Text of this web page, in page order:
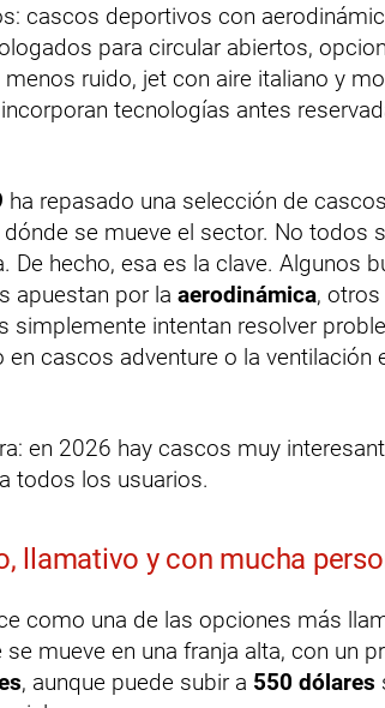
cascos deportivos con
para circular abiertos,
ruido, jet con aire italiano y
tecnologías antes
ha repasado una selección de
se mueve el sector. No todos
hecho, esa es la clave. Algunos
apuestan por la aerodinámica,
simplemente intentan resolver
cascos adventure o la ventilación
en 2026 hay cascos muy
todos los usuarios.
llamativo y con mucha
como una de las opciones más
mueve en una franja alta, con un
, aunque puede subir a 550 dólares